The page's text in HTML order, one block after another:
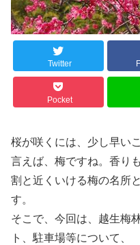
Twitter
Pocket
桜が咲くには、少し早い
言えば、梅ですね。香り
割と近くいける梅の名所
す。
そこで、今回は、越生梅
ト、駐車場等について、